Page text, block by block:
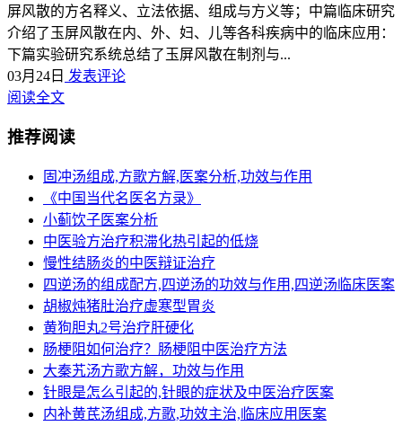
屏风散的方名释义、立法依据、组成与方义等；中篇临床研究
介绍了玉屏风散在内、外、妇、儿等各科疾病中的临床应用：
下篇实验研究系统总结了玉屏风散在制剂与...
03月24日 发表评论
阅读全文
推荐阅读
固冲汤组成,方歌方解,医案分析,功效与作用
《中国当代名医名方录》
小蓟饮子医案分析
中医验方治疗积滞化热引起的低烧
慢性结肠炎的中医辩证治疗
四逆汤的组成配方,四逆汤的功效与作用,四逆汤临床医案
胡椒炖猪肚治疗虚寒型胃炎
黄狗胆丸2号治疗肝硬化
肠梗阻如何治疗？肠梗阻中医治疗方法
大秦艽汤方歌方解，功效与作用
针眼是怎么引起的,针眼的症状及中医治疗医案
内补黄芪汤组成,方歌,功效主治,临床应用医案